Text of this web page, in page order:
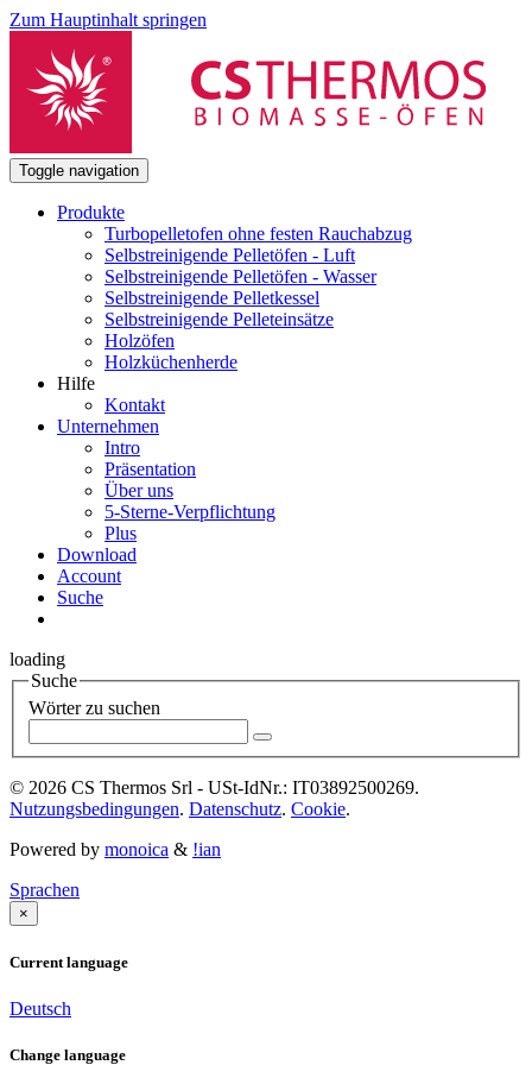
Zum Hauptinhalt springen
Toggle navigation
Produkte
Turbopelletofen ohne festen Rauchabzug
Selbstreinigende Pelletöfen - Luft
Selbstreinigende Pelletöfen - Wasser
Selbstreinigende Pelletkessel
Selbstreinigende Pelleteinsätze
Holzöfen
Holzküchenherde
Hilfe
Kontakt
Unternehmen
Intro
Präsentation
Über uns
5-Sterne-Verpflichtung
Plus
Download
Account
Suche
loading
Suche
Wörter zu suchen
© 2026 CS Thermos Srl - USt-IdNr.: IT03892500269.
Nutzungsbedingungen. Datenschutz. Cookie.
Powered by monoica & !ian
Sprachen
×
Current language
Deutsch
Change language